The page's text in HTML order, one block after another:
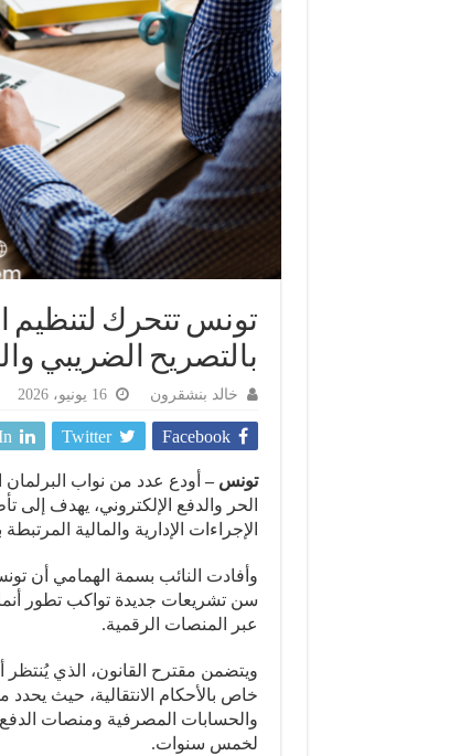
تونس تتحرك لتنظيم
بالتصريح الضريبي
خالد بنشقرون 16 يونيو، 2026
Facebook
Twitter
تونس – أودع عدد من نواب
الحر والدفع الإلكتروني، يهدف إلى
الإجراءات الإدارية والمالية المرتبطة
وأفادت النائب بسمة الهمامي أن
سن تشريعات جديدة تواكب تطور
عبر المنصات الرقمية.
ويتضمن مقترح القانون، الذي يُنتظر
خاص بالأحكام الانتقالية، حيث يحدد
والحسابات المصرفية ومنصات الدفع
لخمس سنوات.